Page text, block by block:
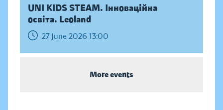
UNI KIDS STEAM. Інноваційна
освіта. Leoland
27 June 2026 13:00
More events